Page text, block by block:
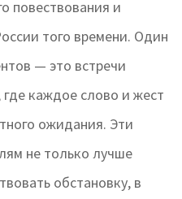
повествования и
того времени. Один
— это встречи
каждое слово и жест
ожидания. Эти
не только лучше
обстановку, в